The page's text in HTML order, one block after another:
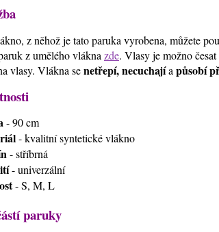
z něhož je tato paruka vyrobena, můžete
z umělého vláknazde. Vlasy je možno
vlasy. Vlákna senetřepí, necuchajíapůsobí
- 90 cm
- kvalitní syntetické vlákno
- stříbrná
- univerzální
- S, M, L
paruky